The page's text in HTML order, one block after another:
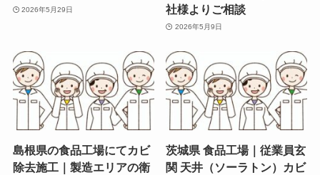
2026年5月29日
社様よりご相談
2026年5月9日
島根県の食品工場にてカビ
除去施工｜製造エリアの衛
茨城県 食品工場｜従業員玄
関 天井（ソーラトン）カビ